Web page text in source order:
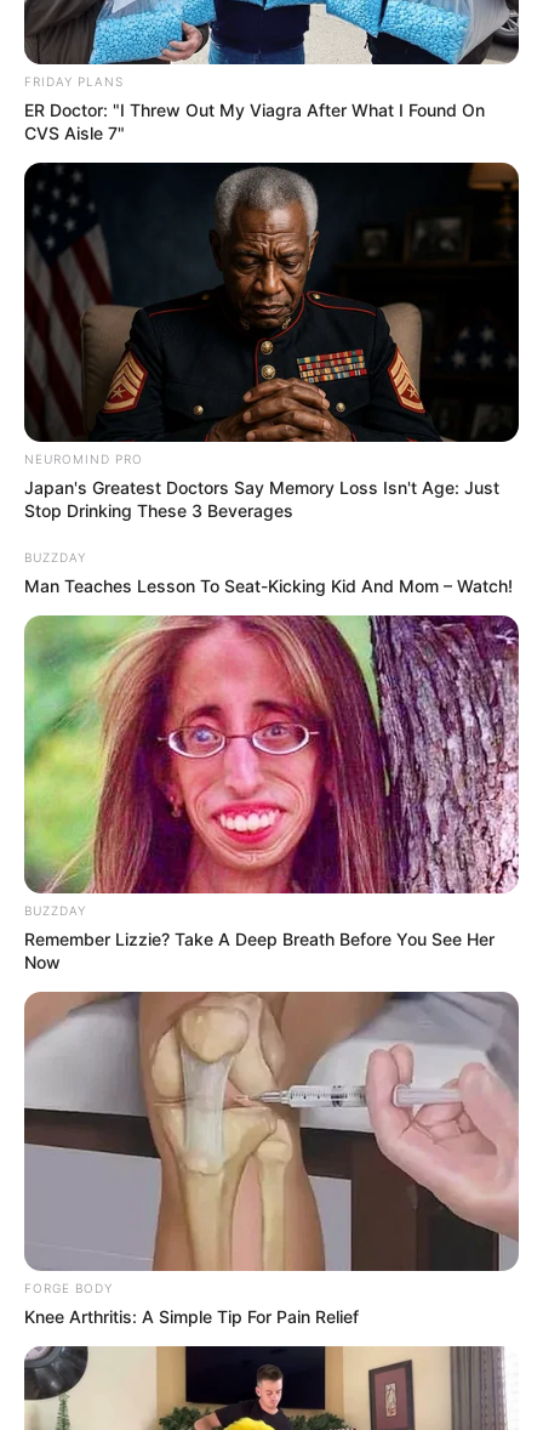
Remember This Kick-Ass Star? See His Shocking
Transformation
BRAINBERRIES
Why this ordinary drink is the secret to feeling
your best every day
CTA FAVORITE
Hollywood's Inaccurate Portrayal of Reality - Take
a Look Inside!
BRAINBERRIES
Top 9 Most Controversial 'Late Show' Moments
BRAINBERRIES
Bollywood’s Boldest Dance Scenes Still Trending
BRAINBERRIES
เรื่องอื่นๆ ที่น่าสนใจ
FRIDAY PLANS
ER Doctor: "I Threw Out My Viagra After What I Found On
CVS Aisle 7"
NEUROMIND PRO
Japan's Greatest Doctors Say Memory Loss Isn't Age: Just
Stop Drinking These 3 Beverages
BUZZDAY
Man Teaches Lesson To Seat-Kicking Kid And Mom – Watch!
BUZZDAY
Remember Lizzie? Take A Deep Breath Before You See Her
Now
FORGE BODY
Knee Arthritis: A Simple Tip For Pain Relief